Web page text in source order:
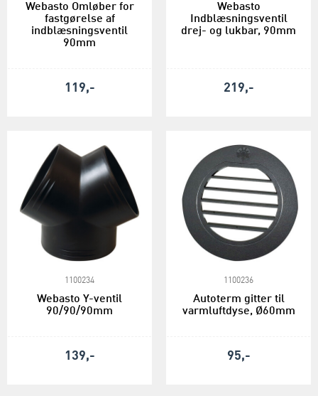
Webasto Omløber for
fastgørelse af
indblæsningsventil
90mm
119,-
Webasto
Indblæsningsventil
drej- og lukbar, 90mm
219,-
1100234
Webasto Y-ventil
90/90/90mm
139,-
1100236
Autoterm gitter til
varmluftdyse, Ø60mm
95,-